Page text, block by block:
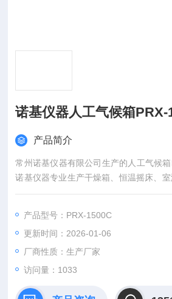
诺基仪器人工气候箱PRX-
产品简介
常州诺基仪器有限公司生产的人工气候箱
诺基仪器专业生产干燥箱、恒温摇床、室
温水槽、低温恒温槽、恒温水浴锅、恒
统、超声波细胞破碎仪等仪器
产品型号：PRX-1500C
更新时间：2026-01-06
厂商性质：生产厂家
访问量：1033